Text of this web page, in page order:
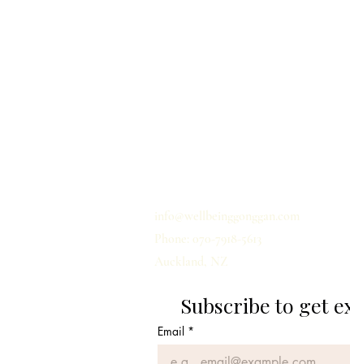
info@wellbeinggonggan.com
Phone: 070-7918-5613
Auckland, NZ
Subscribe to get
Email *